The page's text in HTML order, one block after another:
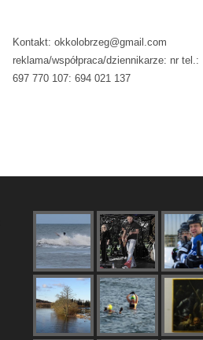
Kontakt: okkolobrzeg@gmail.com
reklama/współpraca/dziennikarze: nr tel.:
697 770 107: 694 021 137